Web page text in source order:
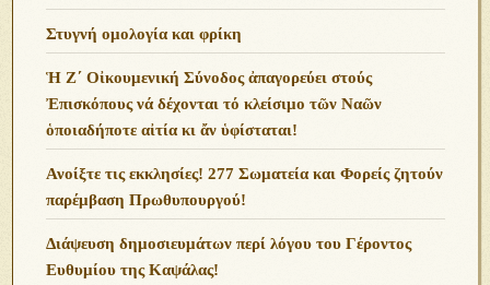
Στυγνή ομολογία και φρίκη
Ἡ Ζ΄ Οἰκουμενική Σύνοδος ἀπαγορεύει στούς
Ἐπισκόπους νά δέχονται τό κλείσιμο τῶν Ναῶν
ὁποιαδήποτε αἰτία κι ἄν ὑφίσταται!
Ανoίξτε τις εκκλησίες! 277 Σωματεία και Φορείς ζητούν
παρέμβαση Πρωθυπουργού!
Διάψευση δημοσιευμάτων περί λόγου του Γέροντος
Ευθυμίου της Καψάλας!